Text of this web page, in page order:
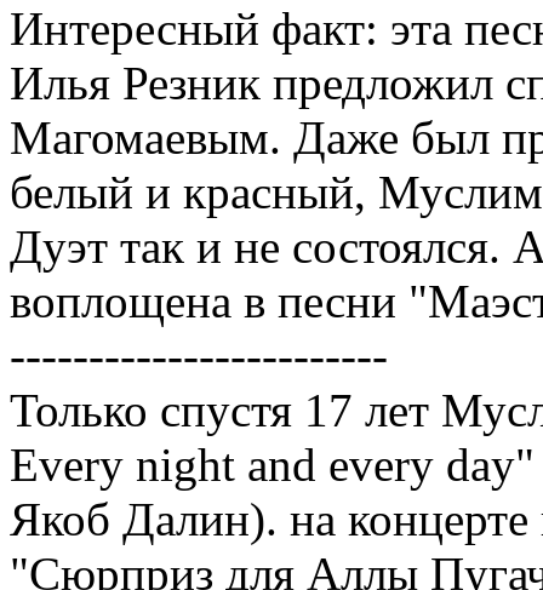
Интересный факт: эта
Илья Резник предложил
Магомаевым. Даже был
белый и красный,
Дуэт так и не состоялся.
воплощена в песни
------------------------
Только спустя 17 лет
Every night and every
Якоб Далин). на
"Сюрприз для Аллы